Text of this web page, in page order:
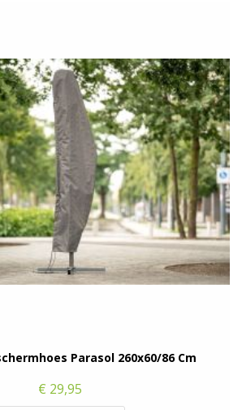
Parasol 260x60/86 Cm
€ 29,95